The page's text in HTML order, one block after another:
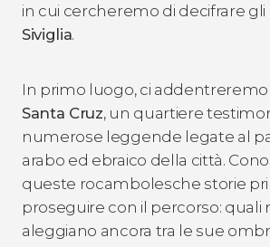
in cui cercheremo di decifrare gli
Siviglia.
In primo luogo, ci
Santa Cruz, un quartiere
numerose leggende legate al
arabo ed ebraico della città.
queste rocambolesche storie
proseguire con il percorso: quali
aleggiano ancora tra le sue